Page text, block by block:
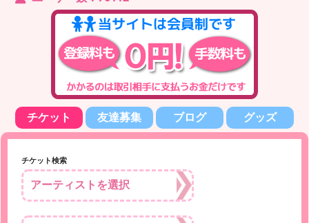
チケット 友達募集 ブログ グッズ
チケット検索